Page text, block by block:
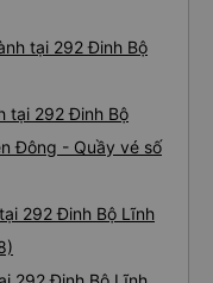
tại 292 Đinh Bộ
tại 292 Đinh Bộ
Đông - Quầy vé số
292 Đinh Bộ Lĩnh